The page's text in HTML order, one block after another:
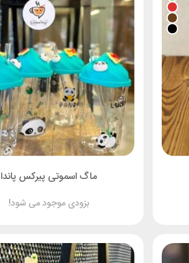
ماگ اسموتی پیرکس پاندا
بزودی موجود می شود!